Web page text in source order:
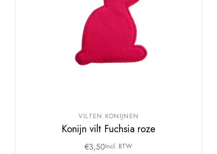
VILTEN KONIJNEN
Konijn vilt Fuchsia roze
€3,50Incl. BTW